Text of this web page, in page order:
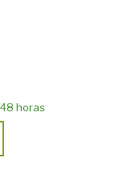
horas